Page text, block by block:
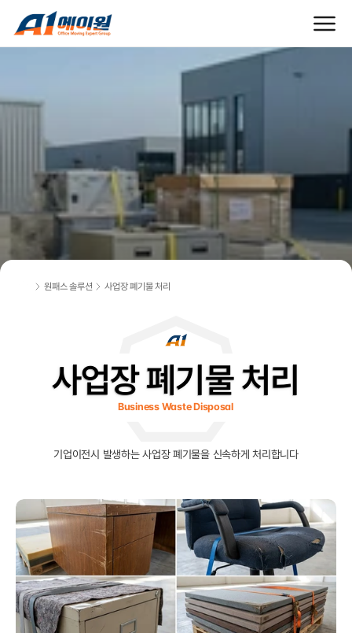
기업이전의마지
원패스폐기물처리 솔루션
사업장 폐기물 처리
Business Waste Disposal
기업이전시 발생하는 사업장 폐기물을 신속하게 처리합니다
원패스 솔루션 사업장 폐기물 처리